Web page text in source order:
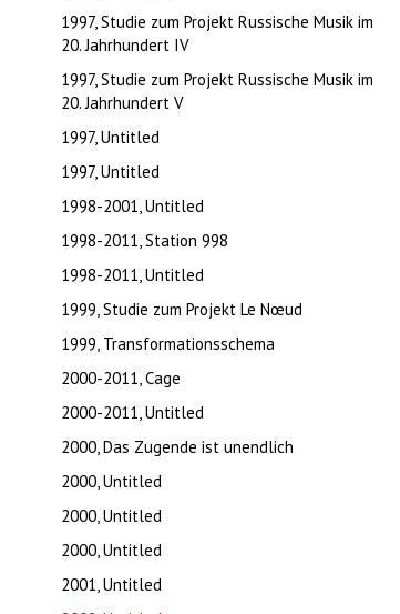
1997, Studie zum Projekt Russische Musik im
20. Jahrhundert IV
1997, Studie zum Projekt Russische Musik im
20. Jahrhundert V
1997, Untitled
1997, Untitled
1998-2001, Untitled
1998-2011, Station 998
1998-2011, Untitled
1999, Studie zum Projekt Le Nœud
1999, Transformationsschema
2000-2011, Cage
2000-2011, Untitled
2000, Das Zugende ist unendlich
2000, Untitled
2000, Untitled
2000, Untitled
2001, Untitled